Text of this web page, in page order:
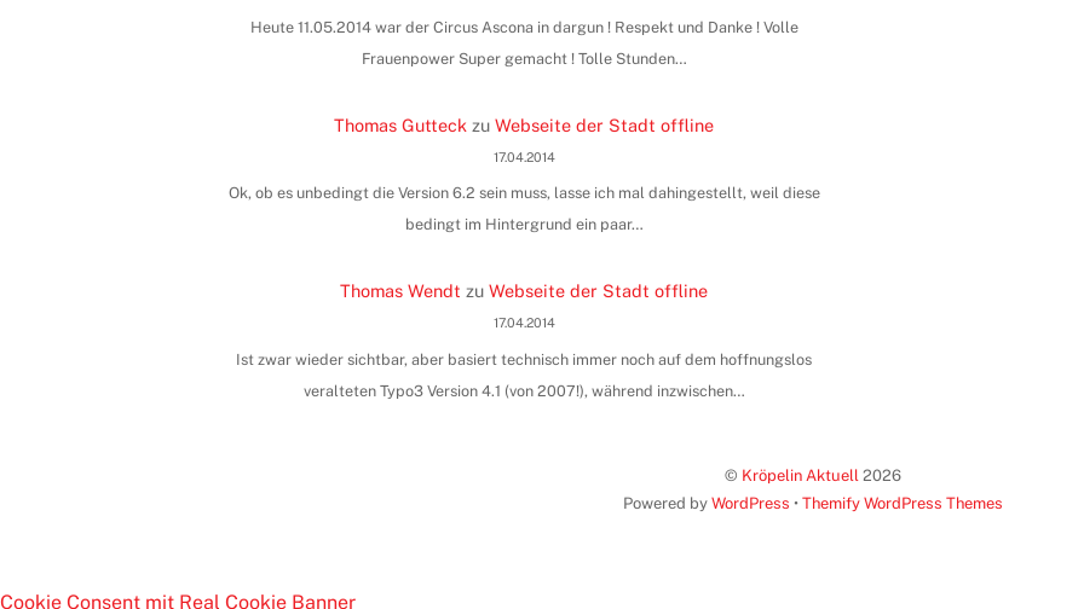
Heute 11.05.2014 war der Circus Ascona in dargun ! Respekt und Danke ! Volle
Frauenpower Super gemacht ! Tolle Stunden…
Thomas Gutteck zuWebseite der Stadt offline
17.04.2014
Ok, ob es unbedingt die Version 6.2 sein muss, lasse ich mal dahingestellt, weil diese
bedingt im Hintergrund ein paar…
Thomas Wendt zuWebseite der Stadt offline
17.04.2014
Ist zwar wieder sichtbar, aber basiert technisch immer noch auf dem hoffnungslos
veralteten Typo3 Version 4.1 (von 2007!), während inzwischen…
© Kröpelin Aktuell 2026
Powered by WordPress • Themify WordPress Themes
Cookie Consent mit Real Cookie Banner